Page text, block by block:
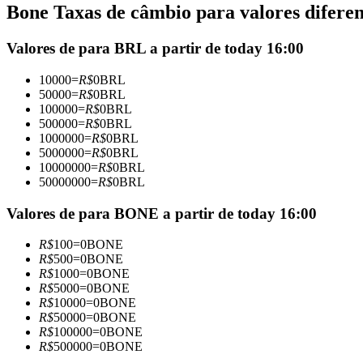
Futuros usando USDC como garantia
Copiar Trading
Junte-se aos principais traders
Bone Taxas de câmbio para valores
Valores de para BRL a partir de today 16:00
10000=R$0BRL
50000=R$0BRL
100000=R$0BRL
500000=R$0BRL
1000000=R$0BRL
5000000=R$0BRL
10000000=R$0BRL
50000000=R$0BRL
Valores de para BONE a partir de today 16:00
R$100=0BONE
R$500=0BONE
R$1000=0BONE
R$5000=0BONE
R$10000=0BONE
R$50000=0BONE
R$100000=0BONE
R$500000=0BONE